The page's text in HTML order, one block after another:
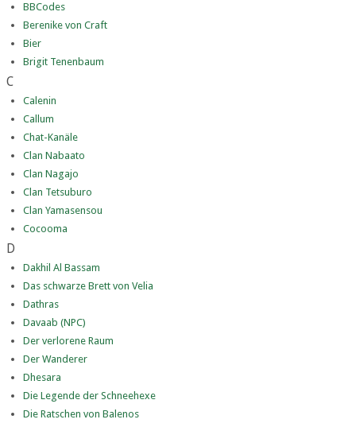
BBCodes
Berenike von Craft
Bier
Brigit Tenenbaum
C
Calenin
Callum
Chat-Kanäle
Clan Nabaato
Clan Nagajo
Clan Tetsuburo
Clan Yamasensou
Cocooma
D
Dakhil Al Bassam
Das schwarze Brett von Velia
Dathras
Davaab (NPC)
Der verlorene Raum
Der Wanderer
Dhesara
Die Legende der Schneehexe
Die Ratschen von Balenos